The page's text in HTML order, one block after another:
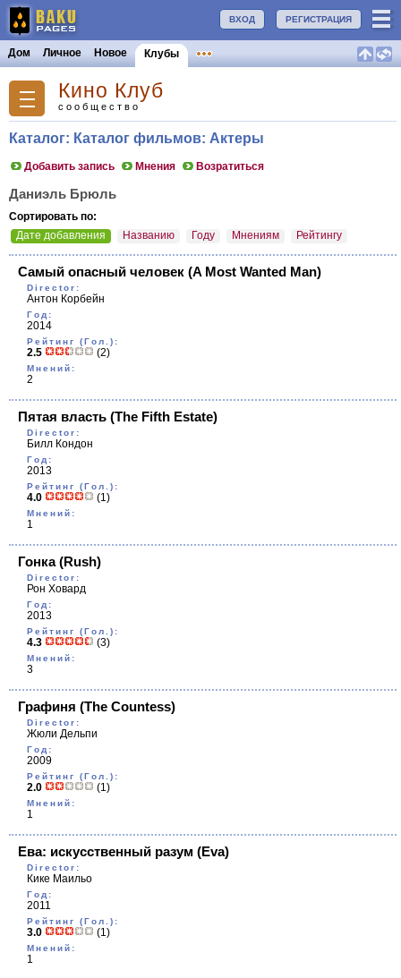
РЕГИСТРАЦИЯ
ВХОД
Дом Личное Новое Клубы
Кино Клуб
сообщество
Каталог: Каталог фильмов: Актеры
Добавить запись Мнения Возратиться
Даниэль Брюль
Сортировать по:
Дате добавления
Названию Году Мнениям Рейтингу
Самый опасный человек (A Most Wanted Man)
Director:
Антон Корбейн
Год:
2014
Рейтинг (Гол.):
2.5 (2)
Мнений:
2
Пятая власть (The Fifth Estate)
Director:
Билл Кондон
Год:
2013
Рейтинг (Гол.):
4.0 (1)
Мнений:
1
Гонка(Rush)
Director:
Рон Ховард
Год:
2013
Рейтинг (Гол.):
4.3 (3)
Мнений:
3
Графиня (The Countess)
Director:
Жюли Дельпи
Год:
2009
Рейтинг (Гол.):
2.0 (1)
Мнений:
1
Ева: искусственный разум (Eva)
Director:
Кике Маильо
Год:
2011
Рейтинг (Гол.):
3.0 (1)
Мнений:
1